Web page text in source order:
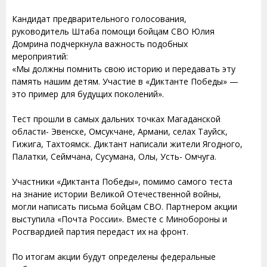
Кандидат предварительного голосования,
руководитель Штаба помощи бойцам СВО Юлия
Домрина подчеркнула важность подобных
мероприятий:
«Мы должны помнить свою историю и передавать эту
память нашим детям. Участие в «Диктанте Победы» —
это пример для будущих поколений».
Тест прошли в самых дальних точках Магаданской
области- Эвенске, Омсукчане, Армани, селах Тауйск,
Гижига, Тахтоямск. Диктант написали жители Ягодного,
Палатки, Сеймчана, Сусумана, Олы, Усть- Омчуга.
Участники «Диктанта Победы», помимо самого теста
на знание истории Великой Отечественной войны,
могли написать письма бойцам СВО. Партнером акции
выступила «Почта России». Вместе с Минобороны и
Росгвардией партия передаст их на фронт.
По итогам акции будут определены федеральные